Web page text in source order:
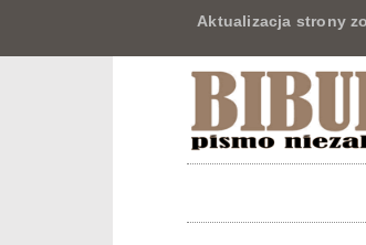
Aktualizacja strony